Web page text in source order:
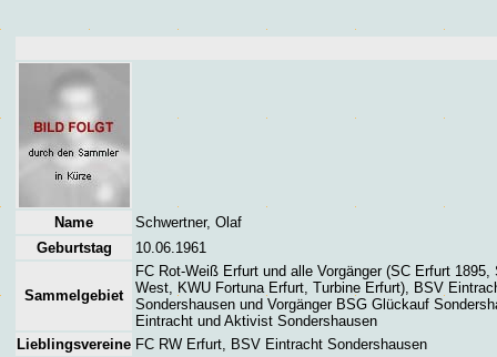
Name
Schwertner, Olaf
Geburtstag
10.06.1961
Sammelgebiet
FC Rot-Weiß Erfurt und alle Vorgänger (SC Erfurt 1895,
West, KWU Fortuna Erfurt, Turbine Erfurt), BSV
Sondershausen und Vorgänger BSG Glückauf
Eintracht und Aktivist Sondershausen
Lieblingsvereine FC RW Erfurt, BSV Eintracht Sondershausen